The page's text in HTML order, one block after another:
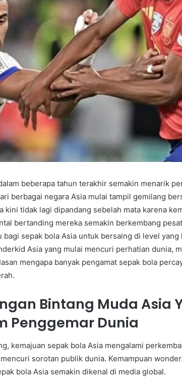
beberapa tahun terakhir semakin menarik
berbagai negara Asia mulai tampil gemilang
kini tidak lagi dipandang sebelah mata karena
bertanding mereka semakin berkembang
bagi sepak bola Asia untuk bersaing di level
Asia yang mulai mencuri perhatian dunia,
mengapa banyak pengamat sepak bola
Bintang Muda Asia
Penggemar Dunia
kemajuan sepak bola Asia mengalami
sorotan publik dunia. Kemampuan
bola Asia semakin dikenal di media global.